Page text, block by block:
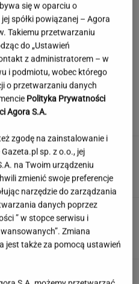
w ogniu krytyki za
Hyży się odpaliła
Nawrocki wymyka się spod
się w pułapce"
Kapsztad, a gdzie Zurych? To
się w oparciu o
spółki powiązanej – Agora
Takiemu przetwarzaniu
do „Ustawień
z administratorem – w
i podmiotu, wobec którego
o przetwarzaniu danych
Polityka Prywatności
Agora S.A.
zgodę na zainstalowanie i
sp. z o.o., jej
na Twoim urządzeniu
zmienić swoje preferencje
narzędzie do zarządzania
danych poprzez
” w stopce serwisu i
Zmiana
jest także za pomocą ustawień